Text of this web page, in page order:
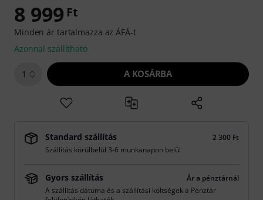
8 999 Ft
Minden ár tartalmazza az ÁFÁ-t
Azonnal szállítható
1 A KOSÁRBA
Standard szállítás
2 300 Ft
Szállítás körülbelül 3-6 munkanapon belül
Gyors szállítás
Ár a pénztárnál
A szállítás dátuma és a szállítási költségek a Pénztár